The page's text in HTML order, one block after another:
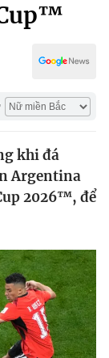
khi đá
Argentina
2026™, để